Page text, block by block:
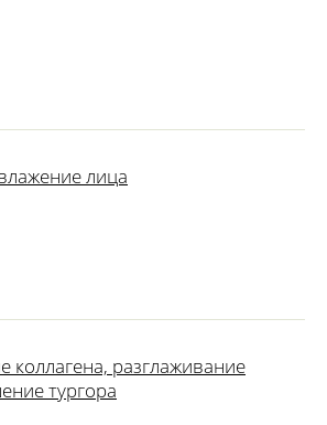
лица
коллагена, разглаживание
тургора